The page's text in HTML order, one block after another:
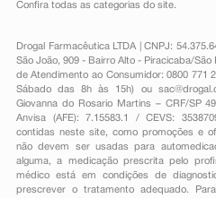
Confira todas as categorias do site.
Drogal Farmacêutica LTDA | CNPJ:
São João, 909 - Bairro Alto - Piracicaba/São
de Atendimento ao Consumidor: 0800 771
Sábado das 8h às 15h) ou
Giovanna do Rosario Martins – CRF/SP
Anvisa (AFE): 7.15583.1 / CEVS:
contidas neste site, como promoções e
não devem ser usadas para
alguma, a medicação prescrita pelo
médico está em condições de
prescrever o tratamento adequado.